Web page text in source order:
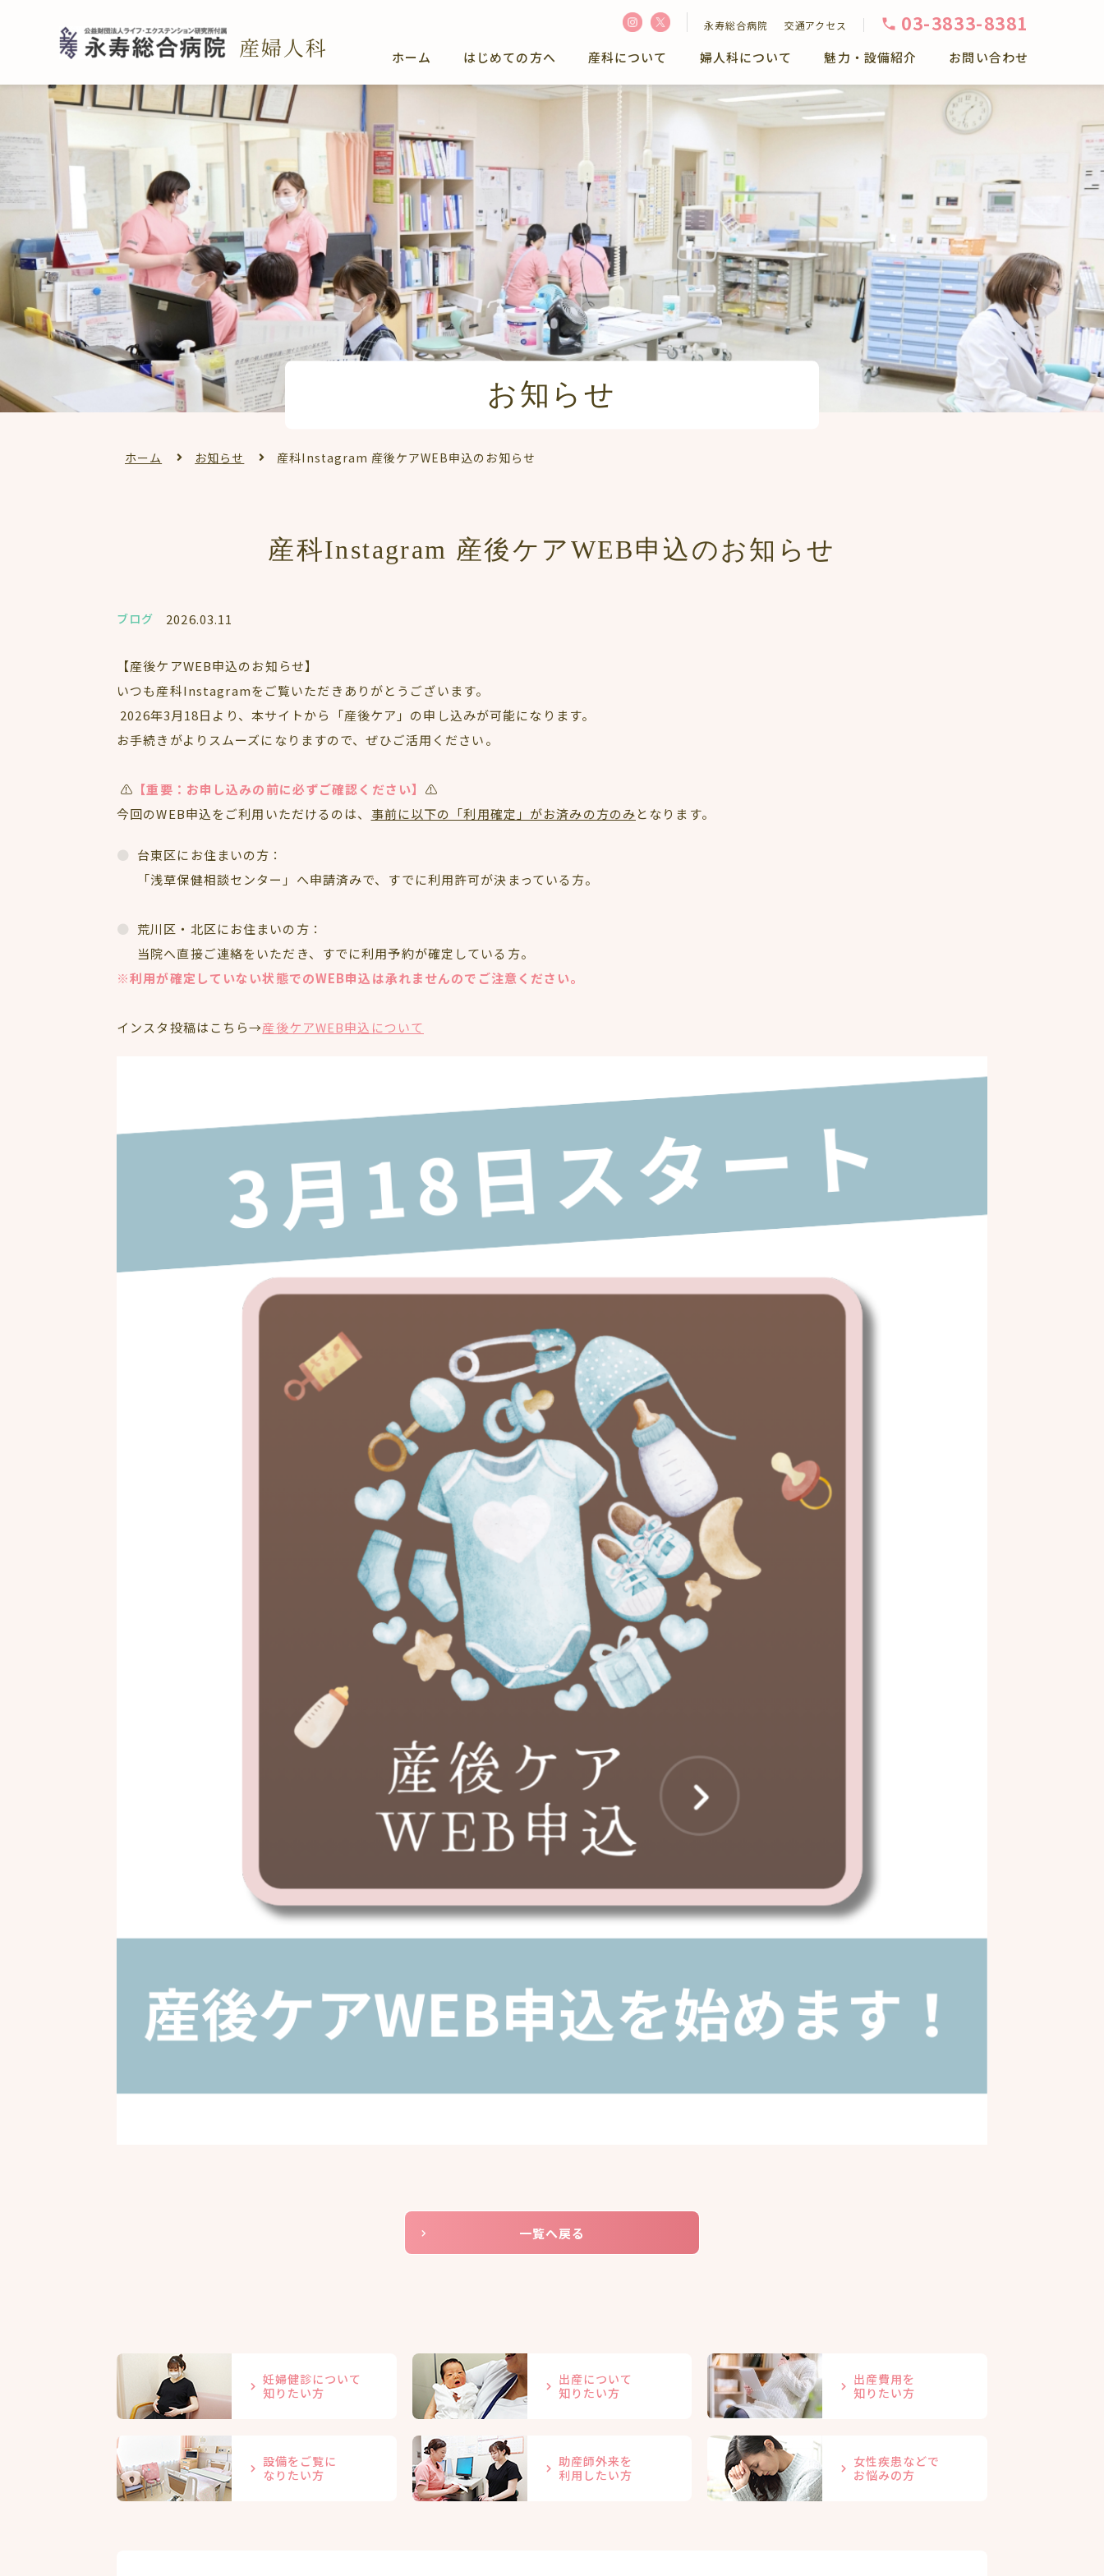
永寿総合病院 交通アクセス 03-3833-8381
ホーム はじめての方へ 産科について 婦人科について 魅力・設備紹介 お問い合わせ
お知らせ
ホーム お知らせ 産科Instagram 産後ケアWEB申込のお知らせ
産科Instagram 産後ケアWEB申込のお知らせ
ブログ 2026.03.11
【産後ケアWEB申込のお知らせ】
いつも産科Instagramをご覧いただきありがとうございます。
2026年3月18日より、本サイトから「産後ケア」の申し込みが可能になります。
お手続きがよりスムーズになりますので、ぜひご活用ください。
⚠️ 【重要：お申し込みの前に必ずご確認ください】 ⚠️
今回のWEB申込をご利用いただけるのは、 事前に以下の「利用確定」がお済みの方のみとなります。
台東区にお住まいの方：
「浅草保健相談センター」へ申請済みで、すでに利用許可が決まっている方。
荒川区・北区にお住まいの方：
当院へ直接ご連絡をいただき、すでに利用予約が確定している方。
※利用が確定していない状態でのWEB申込は承れませんのでご注意ください。
インスタ投稿はこちら→産後ケアWEB申込について
一覧へ戻る
妊婦健診について
知りたい方
出産について
知りたい方
出産費用を
知りたい方
設備をご覧に
なりたい方
助産師外来を
利用したい方
女性疾患などで
お悩みの方